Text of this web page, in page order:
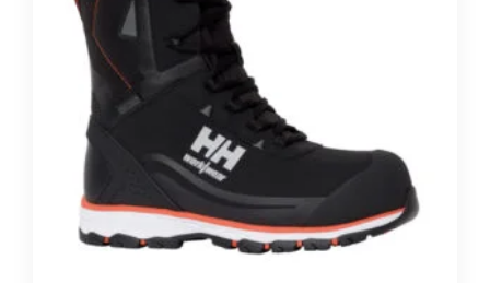
worden
op
de
productpagina